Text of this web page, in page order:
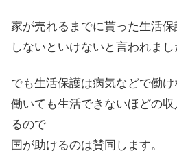
家が売れるまでに貰った生活
しないといけないと言われまし
でも生活保護は病気などで働け
働いても生活できないほどの
るので
国が助けるのは賛同します。